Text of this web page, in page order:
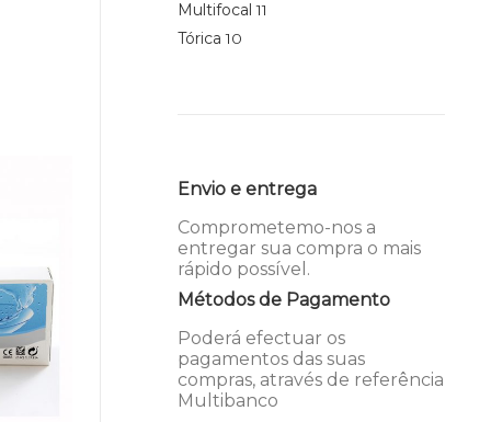
Multifocal 11
Tórica 10
Envio e entrega
Comprometemo-nos a
entregar sua compra o mais
rápido possível.
Métodos de Pagamento
Poderá efectuar os
pagamentos das suas
compras, através de referência
Multibanco